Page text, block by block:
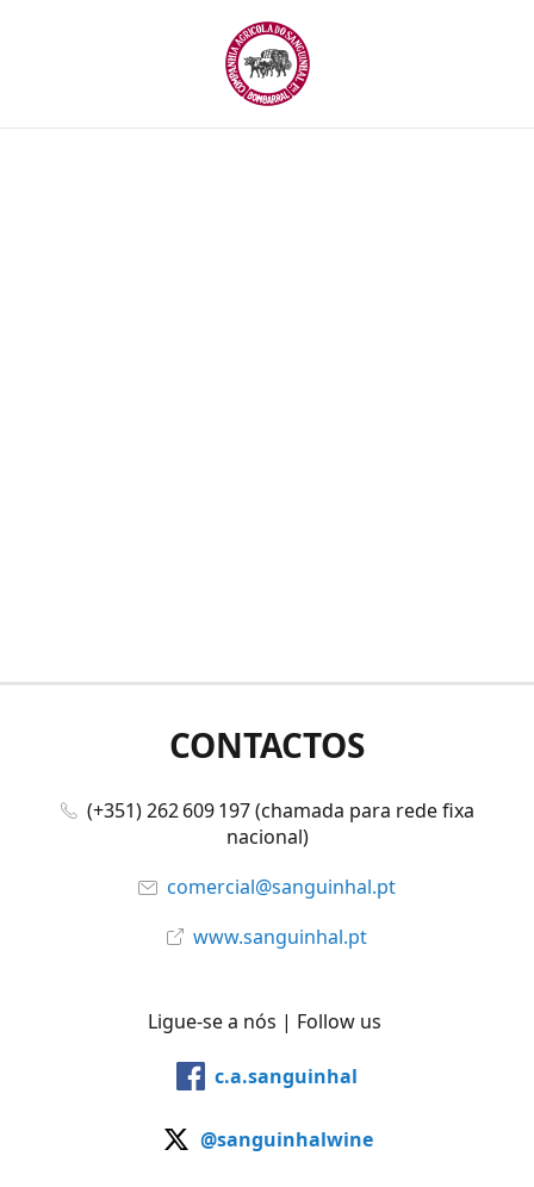
CONTACTOS
(+351) 262 609 197 (chamada para rede fixa
nacional)
comercial@sanguinhal.pt
www.sanguinhal.pt
Ligue-se a nós | Follow us
c.a.sanguinhal
@sanguinhalwine